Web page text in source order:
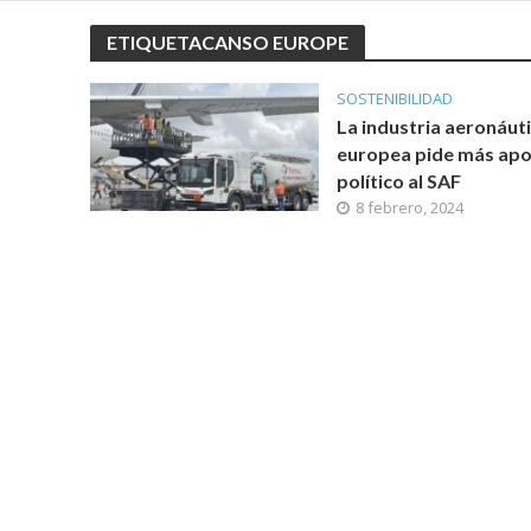
ETIQUETACANSO EUROPE
SOSTENIBILIDAD
La industria
europea pide más
político al SAF
8 febrero, 2024